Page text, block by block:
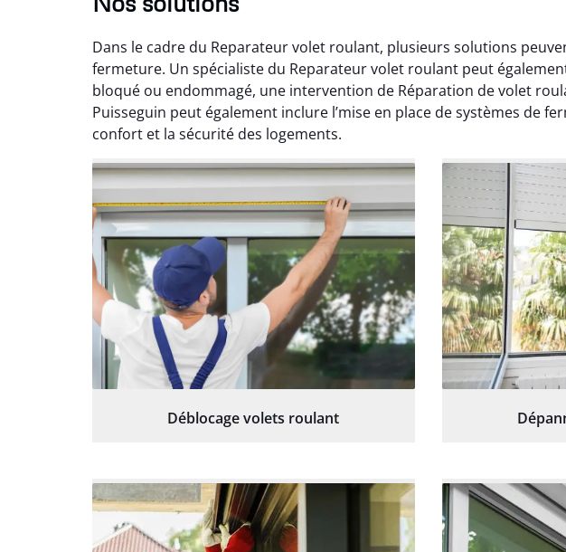
Dans le cadre du Reparateur volet roulant, plusieurs solutions
fermeture. Un spécialiste du Reparateur volet roulant peut
bloqué ou endommagé, une intervention de Réparation de volet
Puisseguin peut également inclure l’mise en place de systèmes de
confort et la sécurité des logements.
Déblocage volets roulant